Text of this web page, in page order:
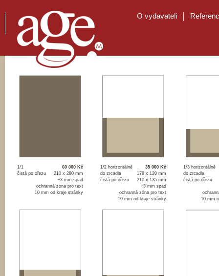
O vydavateli
1/1
60 000 Kč
čistá po ořezu
210 x 280 mm
+3 mm spad
ochranná zóna pro text
10 mm od kraje stránky
1/2 horizontálně
35 000 Kč
do zrcadla
178 x 120 mm
čistá po ořezu
210 x 135 mm
+3 mm spad
ochranná zóna pro text
10 mm od kraje stránky
1/3 horizontálně
do zrcadla
čistá po ořezu
10 mm